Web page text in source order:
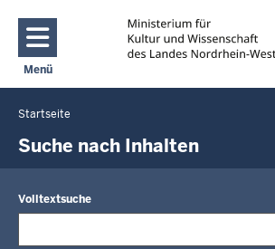
Direkt zum Inhalt
Menü
Navigation aktivieren/deaktivieren: Main Menu
Sie
befinden
Startseite
Suche nach Inhalten
Volltextsuche